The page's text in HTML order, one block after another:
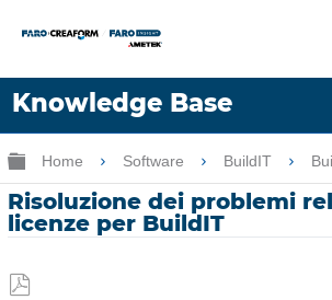
Knowledge Base
Lingua
Chiedere aiuto Accesso
Ingrandisci/riduci gerarchia
Home Software BuildIT
Risoluzione dei problemi
licenze per BuildIT